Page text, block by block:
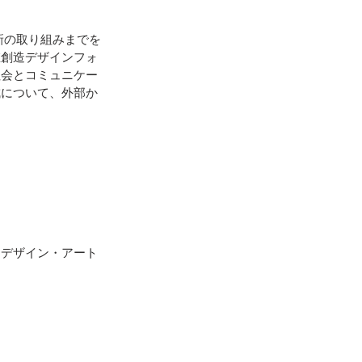
取り組みまでを
造デザインフォ
とコミュニケー
ついて、外部か
ザイン・アート